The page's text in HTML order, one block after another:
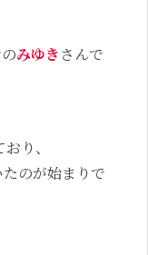
みゆき さんで
り、
のが始まりで